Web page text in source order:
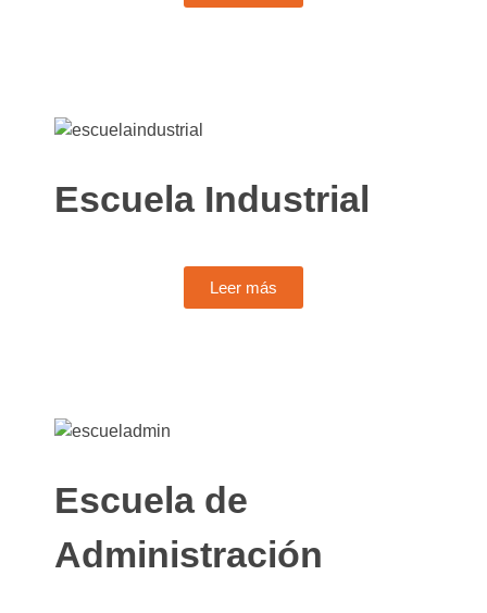
Escuela Industrial
Leer más
Escuela de
Administración